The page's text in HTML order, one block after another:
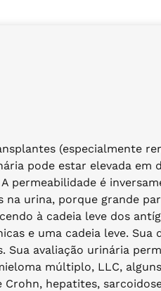
(especialmente
pode estar elevada em
é
urina, porque grande
à cadeia leve dos
e uma cadeia leve.
avaliação urinária
múltiplo, LLC,
hepatites,